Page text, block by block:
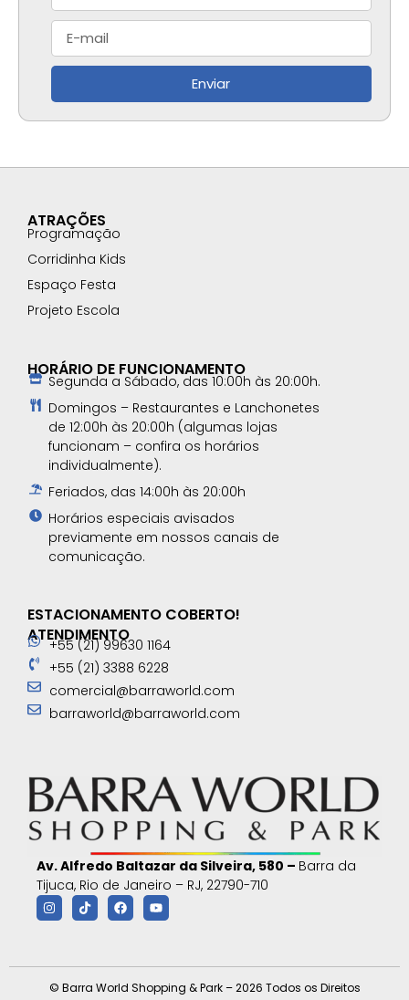
Enviar
ATRAÇÕES
Programação
Corridinha Kids
Espaço Festa
Projeto Escola
HORÁRIO DE FUNCIONAMENTO
Segunda a Sábado, das 10:00h às 20:00h.
Domingos – Restaurantes e Lanchonetes
de 12:00h às 20:00h (algumas lojas
funcionam – confira os horários
individualmente).
Feriados, das 14:00h às 20:00h
Horários especiais avisados
previamente em nossos canais de
comunicação.​
ESTACIONAMENTO COBERTO!
ATENDIMENTO
+55 (21) 99630 1164
+55 (21) 3388 6228
comercial@barraworld.com
barraworld@barraworld.com
Av. Alfredo Baltazar da Silveira, 580 – Barra da
Tijuca, Rio de Janeiro – RJ, 22790-710
© Barra World Shopping & Park – 2026 Todos os Direitos